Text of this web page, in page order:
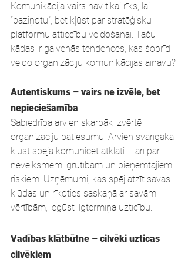
Komunikācija vairs nav tikai rīks, lai
“paziņotu”, bet kļūst par stratēģisku
platformu attiecību veidošanai. Taču
kādas ir galvenās tendences, kas šobrīd
veido organizāciju komunikācijas ainavu?
Autentiskums – vairs ne izvēle, bet
nepieciešamība
Sabiedrība arvien skarbāk izvērtē
organizāciju patiesumu. Arvien svarīgāka
kļūst spēja komunicēt atklāti – arī par
neveiksmēm, grūtībām un pieņemtajiem
riskiem. Uzņēmumi, kas spēj atzīt savas
kļūdas un rīkoties saskaņā ar savām
vērtībām, iegūst ilgtermiņa uzticību.
Vadības klātbūtne – cilvēki uzticas
cilvēkiem